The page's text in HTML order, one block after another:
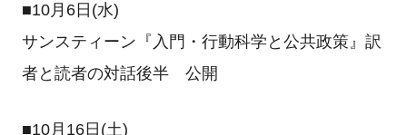
■10月6日(水)
サンスティーン『入門・行動科学と公共政策』訳
者と読者の対話後半 公開
■10月16日(土)